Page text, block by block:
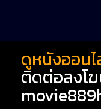
ดูหนังออน
ติดต่อลงโ